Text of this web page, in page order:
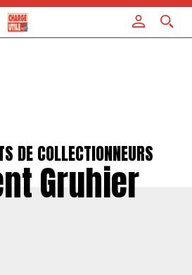
DE COLLECTIONNEURS
Gruhier